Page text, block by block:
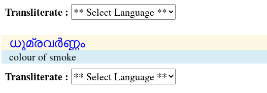
Transliterate :
ധൂമ്രവര്‍ണ്ണം
colour of smoke
Transliterate :